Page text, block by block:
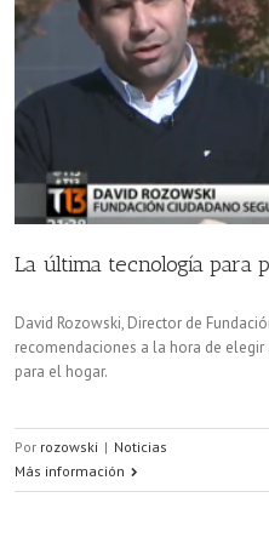
La última tecnología para
David Rozowski, Director de
recomendaciones a la hora de
para el hogar.
Por rozowski | Noticias
Más información